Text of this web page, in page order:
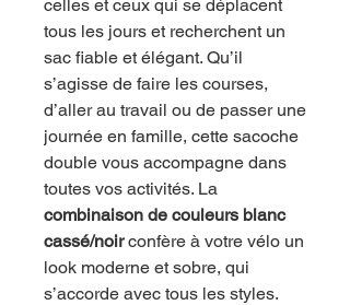
celles et ceux qui se déplacent
tous les jours et recherchent un
sac fiable et élégant. Qu’il
s’agisse de faire les courses,
d’aller au travail ou de passer une
journée en famille, cette sacoche
double vous accompagne dans
toutes vos activités. La
combinaison de couleurs blanc
cassé/noirconfère à votre vélo un
look moderne et sobre, qui
s’accorde avec tous les styles.